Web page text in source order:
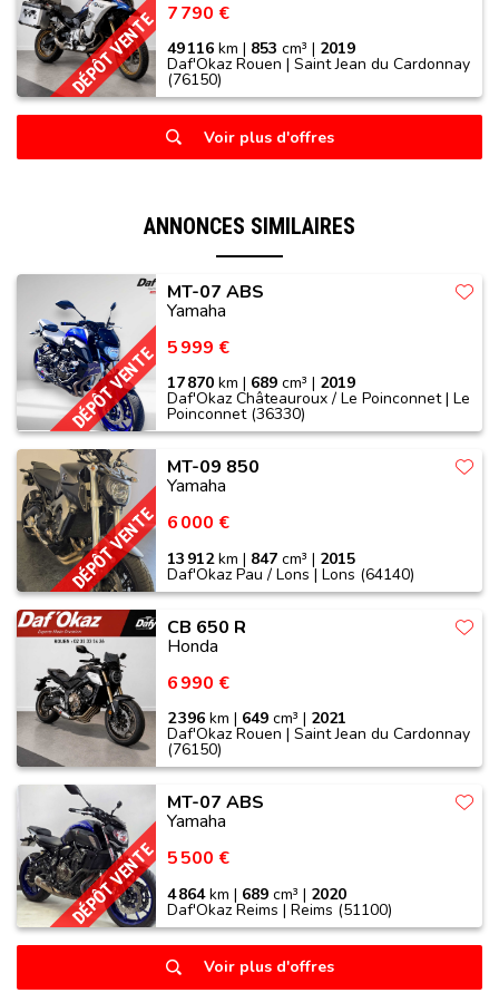
DÉPÔT VENTE 7 790 €
49 116 km | 853 cm³ | 2019
Daf'Okaz Rouen | Saint Jean du Cardonnay
(76150)
Voir plus d'offres
ANNONCES SIMILAIRES
DÉPÔT VENTE
MT-07 ABS
Yamaha
5 999 €
17 870 km | 689 cm³ | 2019
Daf'Okaz Châteauroux / Le Poinconnet | Le
Poinconnet (36330)
DÉPÔT VENTE
MT-09 850
Yamaha
6 000 €
13 912km | 847 cm³ | 2015
Daf'Okaz Pau / Lons | Lons (64140)
CB 650 R
Honda
6 990 €
2 396 km | 649 cm³ | 2021
Daf'Okaz Rouen | Saint Jean du Cardonnay
(76150)
DÉPÔT VENTE
MT-07 ABS
Yamaha
5 500 €
4 864km | 689 cm³ | 2020
Daf'Okaz Reims | Reims (51100)
Voir plus d'offres